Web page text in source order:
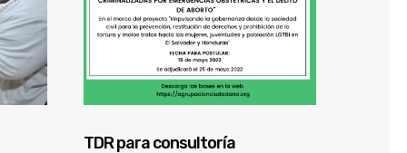
TDR para consultoría